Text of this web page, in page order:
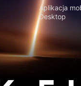
Aplikacja
Desktop